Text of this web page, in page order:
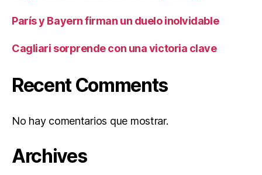
París y Bayern firman un duelo inolvidable
Cagliari sorprende con una victoria clave
Recent Comments
No hay comentarios que mostrar.
Archives